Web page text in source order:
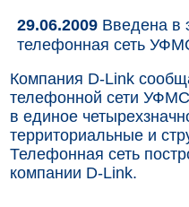
29.06.2009 Введена в
телефонная сеть
Компания D-Link
телефонной сети
в единое
территориальные и
Телефонная сеть
компании D-Link.